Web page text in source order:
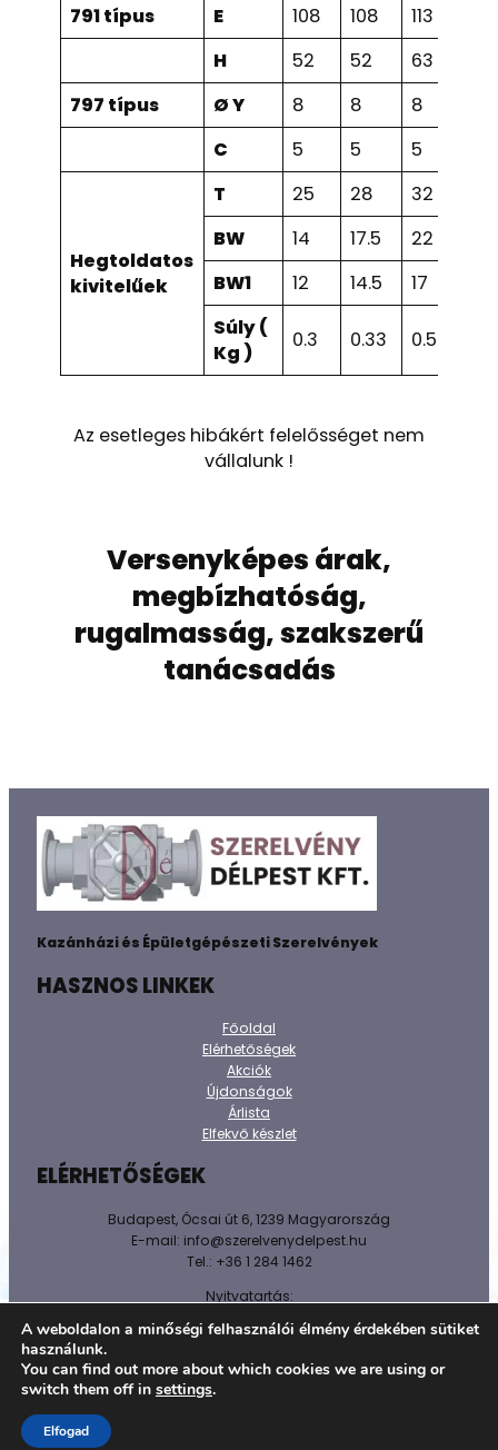
791 típus
E 108 108 113
H
52 52 63
797 típus
Ø Y 8 8 8
C
5 5 5
Hegtoldatos
kivitelűek
T 25 28 32
BW
14 17.5 22
BW1
12 14.5 17
Súly (
Kg )
0.3 0.33 0.5
Az esetleges hibákért felelősséget nem
vállalunk !
Versenyképes árak,
megbízhatóság,
rugalmasság, szakszerű
tanácsadás
Kazánházi és Épületgépészeti Szerelvények
HASZNOS LINKEK
Főoldal
Elérhetőségek
Akciók
Újdonságok
Árlista
Elfekvő készlet
ELÉRHETŐSÉGEK
Budapest, Ócsai út 6, 1239 Magyarország
E-mail: info@szerelvenydelpest.hu
Tel.: +36 1 284 1462
Nyitvatartás:
Sz-V: Zárva!
@ 2026 Minden jog fenntartva.
A weboldalon a minőségi felhasználói élmény érdekében sütiket
használunk.
You can find out more about which cookies we are using or
switch them off in settings.
Elfogad